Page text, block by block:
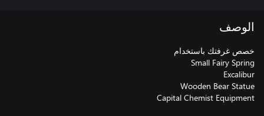
الوصف
Capital Chemist Equipment